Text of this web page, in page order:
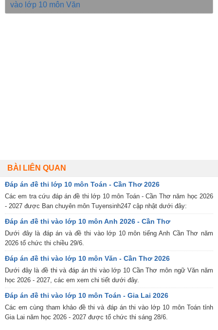
vào lớp 10 môn Văn
BÀI LIÊN QUAN
Đáp án đề thi lớp 10 môn Toán - Cần Thơ 2026
Các em tra cứu đáp án đề thi lớp 10 môn Toán - Cần Thơ năm học 2026
- 2027 được Ban chuyên môn Tuyensinh247 cập nhật dưới đây:
Đáp án đề thi vào lớp 10 môn Anh 2026 - Cần Thơ
Dưới đây là đáp án và đề thi vào lớp 10 môn tiếng Anh Cần Thơ năm
2026 tổ chức thi chiều 29/6.
Đáp án đề thi vào lớp 10 môn Văn - Cần Thơ 2026
Dưới đây là đề thi và đáp án thi vào lớp 10 Cần Thơ môn ngữ Văn năm
học 2026 - 2027, các em xem chi tiết dưới đây.
Đáp án đề thi vào lớp 10 môn Toán - Gia Lai 2026
Các em cùng tham khảo đề thi và đáp án thi vào lớp 10 môn Toán tỉnh
Gia Lai năm học 2026 - 2027 được tổ chức thi sáng 28/6.